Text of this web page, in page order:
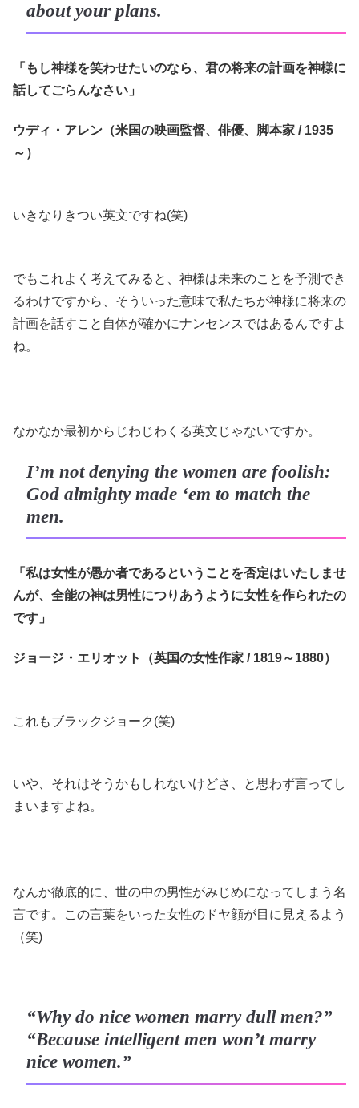
about your plans.
「もし神様を笑わせたいのなら、君の将来の計画を神様に
話してごらんなさい」
ウディ・アレン（米国の映画監督、俳優、脚本家 / 1935
～）
いきなりきつい英文ですね(笑)
でもこれよく考えてみると、神様は未来のことを予測でき
るわけですから、そういった意味で私たちが神様に将来の
計画を話すこと自体が確かにナンセンスではあるんですよ
ね。
なかなか最初からじわじわくる英文じゃないですか。
I’m not denying the women are foolish:
God almighty made ‘em to match the
men.
「私は女性が愚か者であるということを否定はいたしませ
んが、全能の神は男性につりあうように女性を作られたの
です」
ジョージ・エリオット（英国の女性作家 / 1819～1880）
これもブラックジョーク(笑)
いや、それはそうかもしれないけどさ、と思わず言ってし
まいますよね。
なんか徹底的に、世の中の男性がみじめになってしまう名
言です。この言葉をいった女性のドヤ顔が目に見えるよう
（笑)
“Why do nice women marry dull men?”
“Because intelligent men won’t marry
nice women.”